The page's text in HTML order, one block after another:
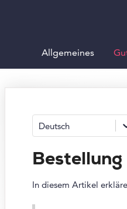
Allgemeines
Deutsch
In diesem Artikel